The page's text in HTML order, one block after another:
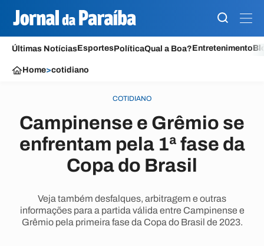
Últimas NotíciasEsportesPolíticaQual a Boa?Entretenimento
Home>cotidiano
COTIDIANO
Campinense e Grêmio se
enfrentam pela 1ª fase da
Copa do Brasil
Veja também desfalques, arbitragem e outras
informações para a partida válida entre Campinense e
Grêmio pela primeira fase da Copa do Brasil de 2023.